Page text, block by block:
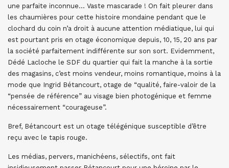
une parfaite inconnue… Vaste mascarade ! On fait pleurer dans
les chaumières pour cette histoire mondaine pendant que le
clochard du coin n’a droit à aucune attention médiatique, lui qui
est pourtant pris en otage économique depuis, 10, 15, 20 ans par
la société parfaitement indifférente sur son sort. Evidemment,
Dédé Lacloche le SDF du quartier qui fait la manche à la sortie
des magasins, c’est moins vendeur, moins romantique, moins à la
mode que Ingrid Bétancourt, otage de “qualité, faire-valoir de la
“pensée de référence” au visage bien photogénique et femme
nécessairement “courageuse”.
Bref, Bétancourt est un otage télégénique susceptible d’être
reçu avec le tapis rouge.
Les médias, pervers, manichéens, sélectifs, ont fait